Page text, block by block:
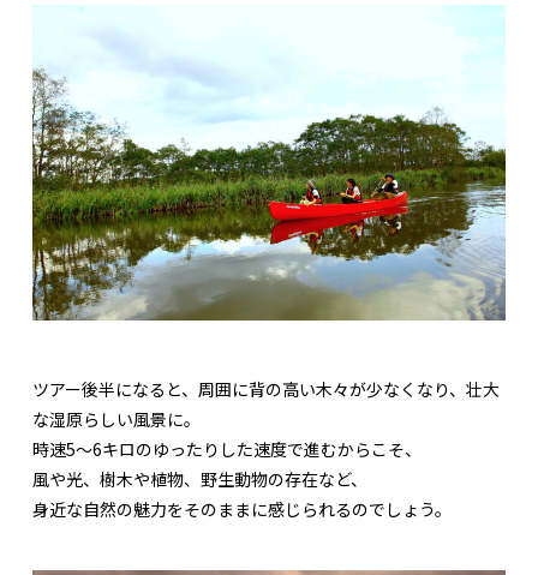
ツアー後半になると、周囲に背の高い木々が少なくなり、壮大
な湿原らしい風景に。
時速5〜6キロのゆったりした速度で進むからこそ、
風や光、樹木や植物、野生動物の存在など、
身近な自然の魅力をそのままに感じられるのでしょう。